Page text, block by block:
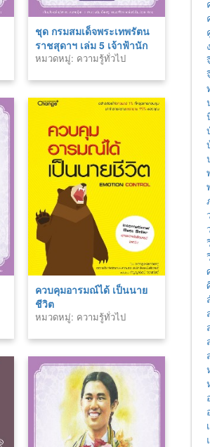
ชุด กรมสมเด็จพระเทพรัตน
ราชสุดาฯ เล่ม 5 เจ้าฟ้านัก
พัฒนา
หมวดหมู่: ความรู้ทั่วไป
ควบคุมอารมณ์ได้ เป็นนาย
ชีวิต
หมวดหมู่: ความรู้ทั่วไป